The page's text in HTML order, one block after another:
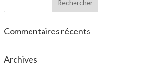
Commentaires récents
Archives